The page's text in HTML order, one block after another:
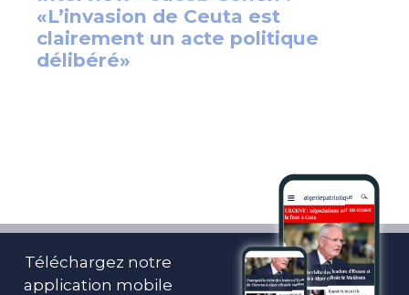
Téléchargez notre
application mobile